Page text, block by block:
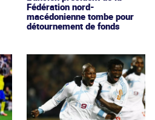
Fédération nord-
macédonienne tombe pour
détournement de fonds